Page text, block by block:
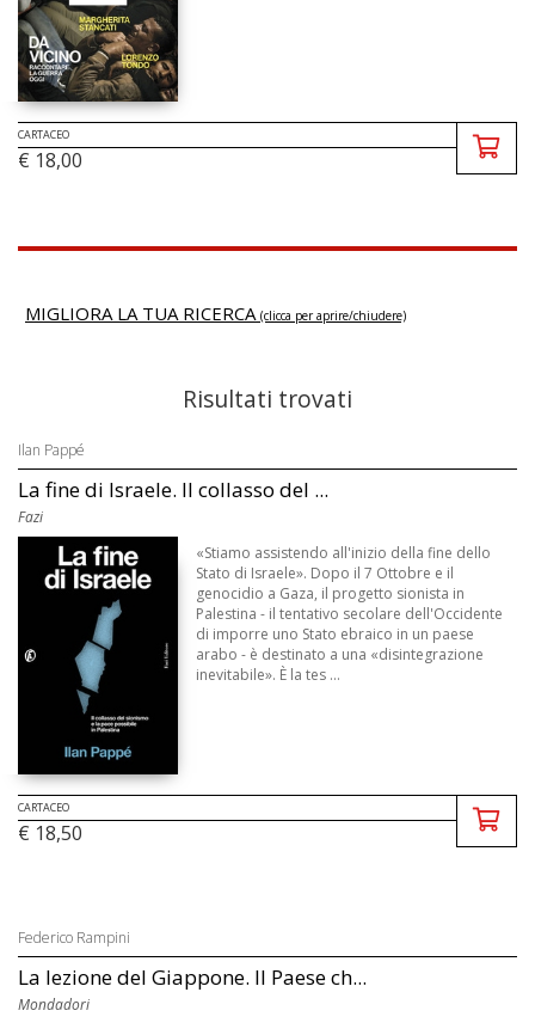
CARTACEO
€ 18,00
MIGLIORA LA TUA RICERCA (clicca per aprire/chiudere)
Risultati trovati
Ilan Pappé
La fine di Israele. Il collasso del ...
Fazi
«Stiamo assistendo all'inizio della fine dello
Stato di Israele». Dopo il 7 Ottobre e il
genocidio a Gaza, il progetto sionista in
Palestina - il tentativo secolare dell'Occidente
di imporre uno Stato ebraico in un paese
arabo - è destinato a una «disintegrazione
inevitabile». È la tes ...
CARTACEO
€ 18,50
Federico Rampini
La lezione del Giappone. Il Paese ch...
Mondadori